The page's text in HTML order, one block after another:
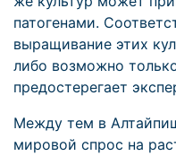
патогенами.
выращивание этих
либо возможно
предостерегает
Между тем в
мировой спрос на